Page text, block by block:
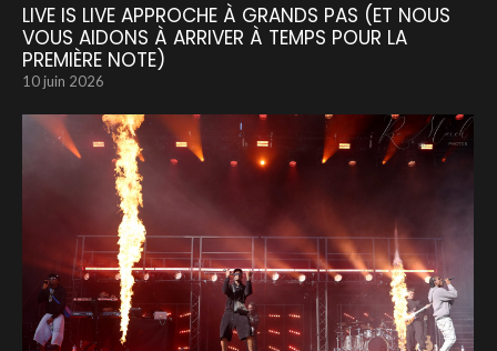
LIVE IS LIVE APPROCHE À GRANDS PAS (ET NOUS
VOUS AIDONS À ARRIVER À TEMPS POUR LA
PREMIÈRE NOTE)
10 juin 2026